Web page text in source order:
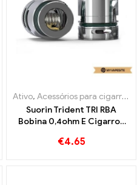
,Evaporador
Ativo, Acessórios para cigarros eletrônicos
Suorin Trident TRI RBA
Bobina 0,4ohm E Cigarros
€4.65